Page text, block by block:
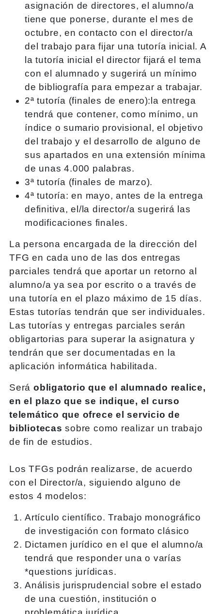
asignación de directores, el alumno/a
tiene que ponerse, durante el mes de
octubre, en contacto con el director/a
del trabajo para fijar una tutoría inicial. A
la tutoría inicial el director fijará el tema
con el alumnado y sugerirá un mínimo
de bibliografía para empezar a trabajar.
2ª tutoría (finales de enero):la entrega
tendrá que contener, como mínimo, un
índice o sumario provisional, el objetivo
del trabajo y el desarrollo de alguno de
sus apartados en una extensión mínima
de unas 4.000 palabras.
3ª tutoría (finales de marzo).
4ª tutoría: en mayo, antes de la entrega
definitiva, el/la director/a sugerirá las
modificaciones finales.
La persona encargada de la dirección del
TFG en cada uno de las dos entregas
parciales tendrá que aportar un retorno al
alumno/a ya sea por escrito o a través de
una tutoría en el plazo máximo de 15 días.
Estas tutorías tendrán que ser individuales.
Las tutorías y entregas parciales serán
obligartorias para superar la asignatura y
tendrán que ser documentadas en la
aplicación informática habilitada.
Seráobligatorio que el alumnado realice,
en el plazo que se indique, el curso
telemático que ofrece el servicio de
bibliotecas sobre como realizar un trabajo
de fin de estudios.
Los TFGs podrán realizarse, de acuerdo
con el Director/a, siguiendo alguno de
estos 4 modelos:
Artículo científico. Trabajo monográfico
de investigación con formato clásico
Dictamen jurídico en el que el alumno/a
tendrá que responder una o varías
*questions jurídicas.
Análisis jurisprudencial sobre el estado
de una cuestión, institución o